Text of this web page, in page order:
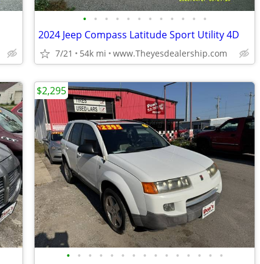
• • • • • • • • • • • •
2024 Jeep Compass Latitude Sport Utility 4D
7/21 54k mi www.Theyesdealership.com
• • • • • • • • • • • • • • •
$2,295